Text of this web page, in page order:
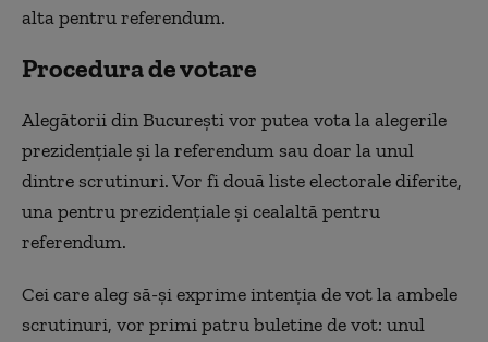
alta pentru referendum.
Procedura de votare
Alegătorii din Bucureşti vor putea vota la alegerile
prezidenţiale şi la referendum sau doar la unul
dintre scrutinuri. Vor fi două liste electorale diferite,
una pentru prezidenţiale şi cealaltă pentru
referendum.
Cei care aleg să-și exprime intenția de vot la ambele
scrutinuri, vor primi patru buletine de vot: unul